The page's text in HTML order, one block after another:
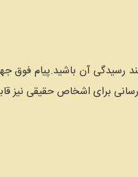
رسیدگی آن باشید.پیام
برای اشخاص حقیقی نیز